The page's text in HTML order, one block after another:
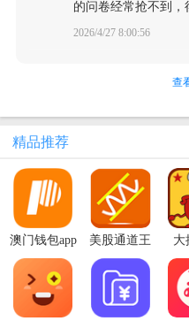
的问卷经常抢不到，
2026/4/27 8:00:56
查
精品推荐
澳门钱包app
官方最新版
(MPay)
美股通道王 大